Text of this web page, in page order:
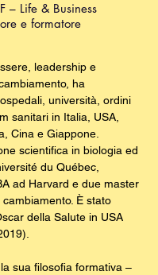
– Life & Business
e formatore
leadership e
ha
università, ordini
sanitari in Italia, USA,
Cina e Giappone.
scientifica in biologia ed
du Québec,
ad Harvard e due master
È stato
della Salute in USA
sua filosofia formativa –